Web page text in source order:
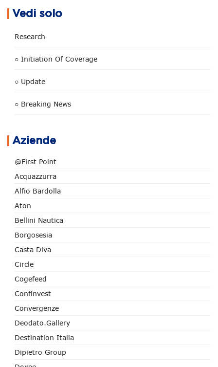
Vedi solo
Research
○ Initiation Of Coverage
○ Update
○ Breaking News
Aziende
@First Point
Acquazzurra
Alfio Bardolla
Aton
Bellini Nautica
Borgosesia
Casta Diva
Circle
Cogefeed
Confinvest
Convergenze
Deodato.Gallery
Destination Italia
Dipietro Group